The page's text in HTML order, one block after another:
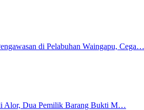
di Pelabuhan Waingapu, Cega…
Alor, Dua Pemilik Barang Bukti M…